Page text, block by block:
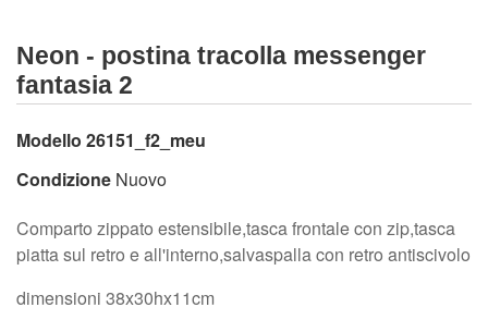
Neon - postina tracolla messenger
fantasia 2
Modello 26151_f2_meu
Condizione Nuovo
Comparto zippato estensibile,tasca frontale con zip,tasca
piatta sul retro e all'interno,salvaspalla con retro antiscivolo
dimensioni 38x30hx11cm